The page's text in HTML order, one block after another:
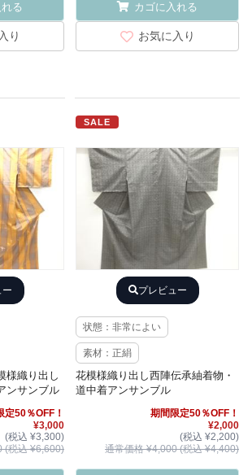
る
り
カゴに入れる
お気に入り
ー
織り出し
ンサンブル
定50％OFF！
¥3,000
(税込 ¥3,300)
(税込 ¥6,600)
SALE
プレビュー
状態：非常によい
素材：正絹
花模様織り出し西陣伝承紬着物・
道中着アンサンブル
期間限定50％OFF！
¥2,000
(税込 ¥2,200)
通常価格 ¥4,000 (税込 ¥4,400)